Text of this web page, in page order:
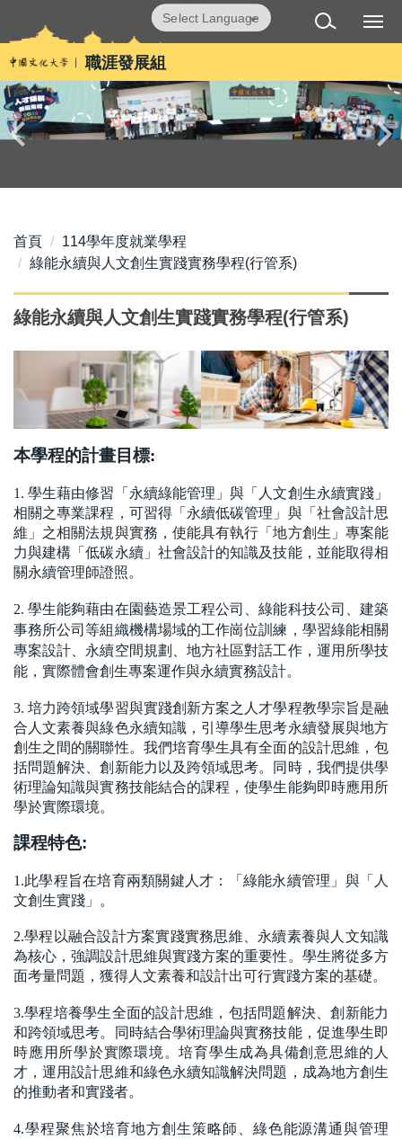
到
主
要
內
容
區
職涯發展組
Translate
首頁
114學年度就業學程
綠能永續與人文創生實踐實務學程(行管系)
綠能永續與人文創生實踐實務學程(行管系)
本學程的計畫目標:
1. 學生藉由修習「永續綠能管理」與「人文創生永續實踐」
相關之專業課程，可習得「永續低碳管理」與「社會設計思
維」之相關法規與實務，使能具有執行「地方創生」專案能
力與建構「低碳永續」社會設計的知識及技能，並能取得相
關永續管理師證照。
2. 學生能夠藉由在園藝造景工程公司、綠能科技公司、建築
事務所公司等組織機構場域的工作崗位訓練，學習綠能相關
專案設計、永續空間規劃、地方社區對話工作，運用所學技
能，實際體會創生專案運作與永續實務設計。
3. 培力跨領域學習與實踐創新方案之人才學程教學宗旨是融
合人文素養與綠色永續知識，引導學生思考永續發展與地方
創生之間的關聯性。我們培育學生具有全面的設計思維，包
括問題解決、創新能力以及跨領域思考。同時，我們提供學
術理論知識與實務技能結合的課程，使學生能夠即時應用所
學於實際環境。
課程特色:
1.此學程旨在培育兩類關鍵人才：「綠能永續管理」與「人
文創生實踐」。
2.學程以融合設計方案實踐實務思維、永續素養與人文知識
為核心，強調設計思維與實踐方案的重要性。學生將從多方
面考量問題，獲得人文素養和設計出可行實踐方案的基礎。
3.學程培養學生全面的設計思維，包括問題解決、創新能力
和跨領域思考。同時結合學術理論與實務技能，促進學生即
時應用所學於實際環境。培育學生成為具備創意思維的人
才，運用設計思維和綠色永續知識解決問題，成為地方創生
的推動者和實踐者。
4.學程聚焦於培育地方創生策略師、綠色能源溝通與管理